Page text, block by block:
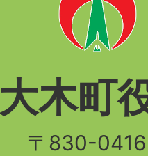
大木町
〒830-